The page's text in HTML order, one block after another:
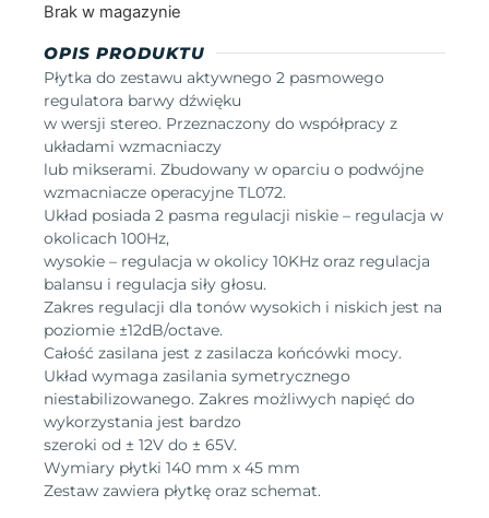
Brak w magazynie
OPIS PRODUKTU
Płytka do zestawu aktywnego 2 pasmowego
regulatora barwy dźwięku
w wersji stereo. Przeznaczony do współpracy z
układami wzmacniaczy
lub mikserami. Zbudowany w oparciu o podwójne
wzmacniacze operacyjne TL072.
Układ posiada 2 pasma regulacji niskie – regulacja w
okolicach 100Hz,
wysokie – regulacja w okolicy 10KHz oraz regulacja
balansu i regulacja siły głosu.
Zakres regulacji dla tonów wysokich i niskich jest na
poziomie ±12dB/octave.
Całość zasilana jest z zasilacza końcówki mocy.
Układ wymaga zasilania symetrycznego
niestabilizowanego. Zakres możliwych napięć do
wykorzystania jest bardzo
szeroki od ± 12V do ± 65V.
Wymiary płytki 140 mm x 45 mm
Zestaw zawiera płytkę oraz schemat.